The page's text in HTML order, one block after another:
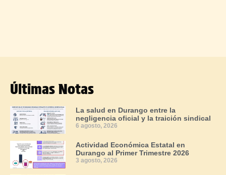
Últimas Notas
La salud en Durango entre la
negligencia oficial y la traición sindical
6 agosto, 2026
Actividad Económica Estatal en
Durango al Primer Trimestre 2026
3 agosto, 2026